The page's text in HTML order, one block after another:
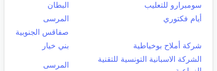
سومبرارو للتعليب
البطان
أيام فكتوري
المرسى
صفاقس الجنوبية
شركة أملاح بوخياطية
بني خيار
الشركة الاسبانية التونسية للتقنية
المرسى